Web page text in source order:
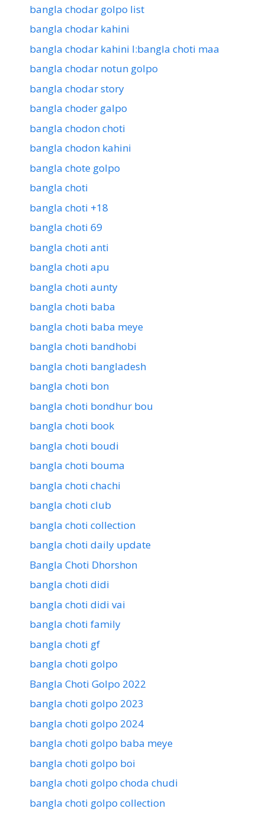
bangla chodar golpo list
bangla chodar kahini
bangla chodar kahini l:bangla choti maa
bangla chodar notun golpo
bangla chodar story
bangla choder galpo
bangla chodon choti
bangla chodon kahini
bangla chote golpo
bangla choti
bangla choti +18
bangla choti 69
bangla choti anti
bangla choti apu
bangla choti aunty
bangla choti baba
bangla choti baba meye
bangla choti bandhobi
bangla choti bangladesh
bangla choti bon
bangla choti bondhur bou
bangla choti book
bangla choti boudi
bangla choti bouma
bangla choti chachi
bangla choti club
bangla choti collection
bangla choti daily update
Bangla Choti Dhorshon
bangla choti didi
bangla choti didi vai
bangla choti family
bangla choti gf
bangla choti golpo
Bangla Choti Golpo 2022
bangla choti golpo 2023
bangla choti golpo 2024
bangla choti golpo baba meye
bangla choti golpo boi
bangla choti golpo choda chudi
bangla choti golpo collection